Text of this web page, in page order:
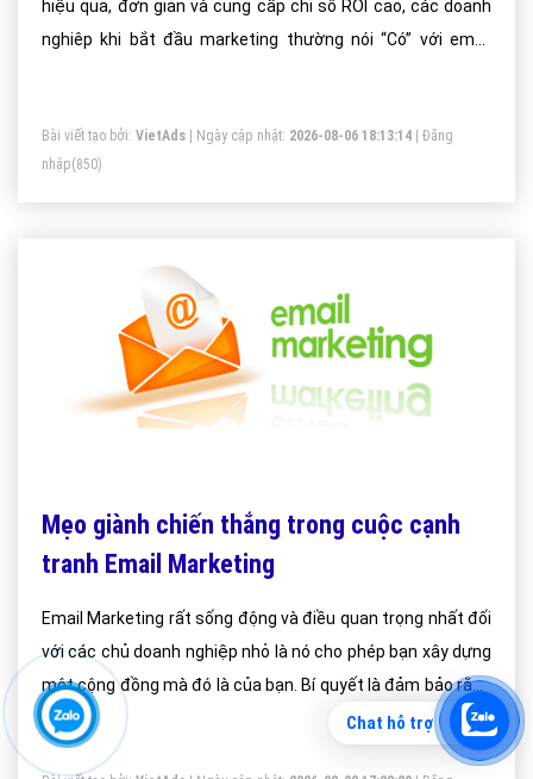
hiệu quả, đơn giản và cung cấp chỉ số ROI cao, các doanh
nghiêp khi bắt đầu marketing thường nói “Có” với email
Bài viết tạo bởi: VietAds | Ngày cập nhật: 2026-08-06 18:13:14
Đăng
nhập(850)
Mẹo giành chiến thắng trong cuộc cạnh
tranh Email Marketing
Email Marketing rất sống động và điều quan trọng nhất đối
với các chủ doanh nghiệp nhỏ là nó cho phép bạn xây dựng
một cộng đồng mà đó là của bạn. Bí quyết là đảm bảo rằng
các thông điệp bạn gửi được đọc và thực thi bởi càng
nhiều người càng tốt
Chat hỗ trợ